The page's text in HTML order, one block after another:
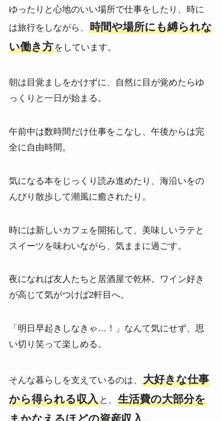
ゆったりと心地のいい場所で仕事をしたり、時に
は旅行をしながら、 時間や場所にも縛られな
い働き方をしています。
朝は目覚ましをかけずに、自然に目が覚めたらゆ
っくりと一日が始まる。
午前中は数時間だけ仕事をこなし、午後からは完
全に自由時間。
気になる本をじっくり読み進めたり、海沿いをの
んびり散歩して潮風に癒されたり。
時には新しいカフェを開拓して、美味しいラテと
スイーツを味わいながら、気ままに過ごす。
夜になれば友人たちと居酒屋で乾杯。ワイン好き
が高じて気がつけば2軒目へ。
「明日早起きしなきゃ…！」なんて気にせず、思
い切り笑って楽しめる。
そんな暮らしを支えているのは、 大好きな仕事
から得られる収入と、 生活費の大部分を